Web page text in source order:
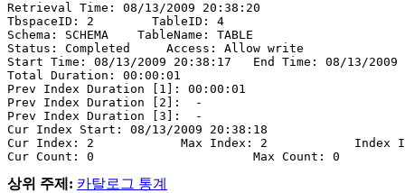
Retrieval Time: 08/13/2009 20:38:20
TbspaceID: 2        TableID: 4
Schema: SCHEMA    TableName: TABLE
Status: Completed     Access: Allow write
Start Time: 08/13/2009 20:38:17   End Time: 08/13/2009
Total Duration: 00:00:01
Prev Index Duration [1]: 00:00:01
Prev Index Duration [2]:  -
Prev Index Duration [3]:  -
Cur Index Start: 08/13/2009 20:38:18
Cur Index: 2            Max Index: 2            Index
Cur Count: 0                      Max Count: 0
상위 주제: 카탈로그 통계